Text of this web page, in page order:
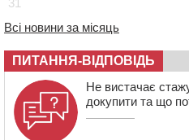
09:59
кримінальне провадження
08:44 Безкоштовне
готують освітню галузь
08 СЕРПНЯ 2026, СУБОТА
20:32 Черкаські вершники
першості
31
Всі новини за місяць
ПИТАННЯ-ВІДПОВІДЬ
Не вистачає
докупити та що